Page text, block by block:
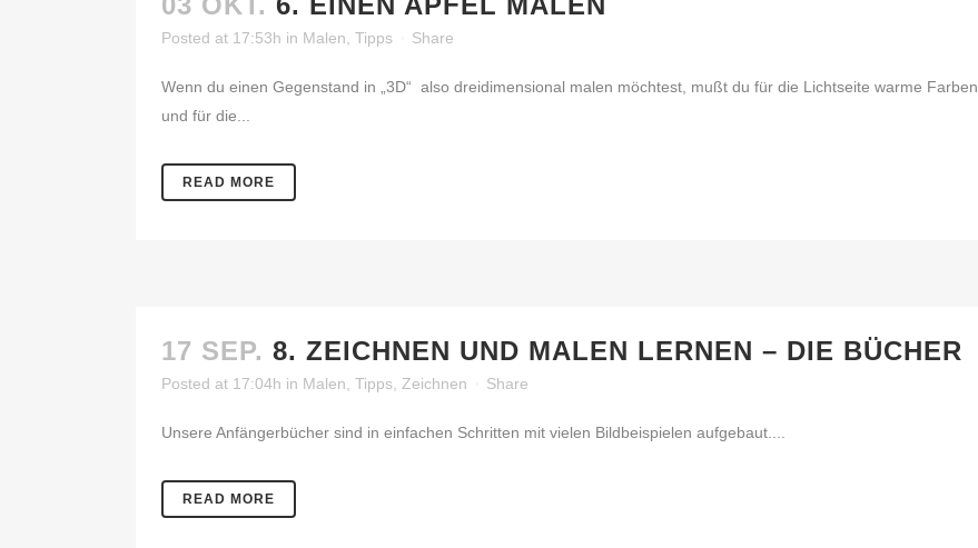
Posted at 17:53h in Malen Tipps Share
Wenn du einen Gegenstand in „3D“ also dreidimensional malen möchtest, mußt du für die Lichtseite warme Farben
und für die...
READ MORE
17 SEP. 8. ZEICHNEN UND MALEN LERNEN – DIE BÜCHER
Posted at 17:04h in Malen Tipps Zeichnen Share
Unsere Anfängerbücher sind in einfachen Schritten mit vielen Bildbeispielen aufgebaut....
READ MORE